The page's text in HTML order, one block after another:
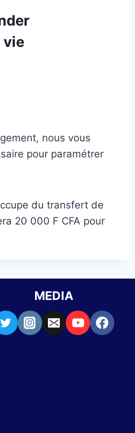
vie
nous vous
pour paramétrer
du transfert de
20 000 F CFA pour
MEDIA